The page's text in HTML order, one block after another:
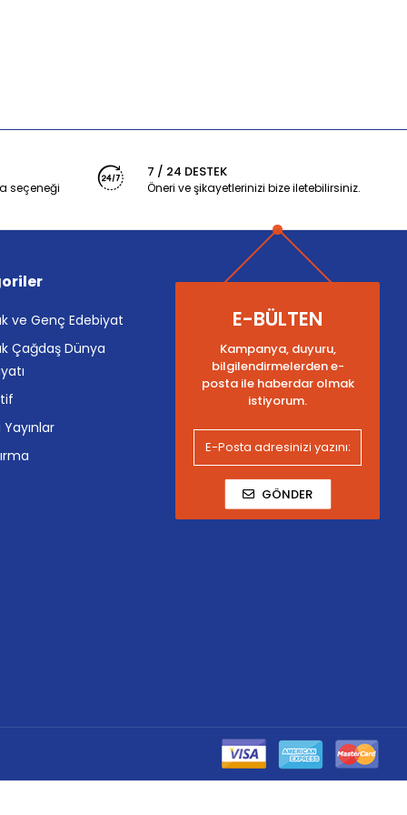
seçeneği
7 / 24 DESTEK
Öneri ve şikayetlerinizi bize iletebilirsiniz.
ve Genç Edebiyat
Çağdaş Dünya
Yayınlar
E-BÜLTEN
Kampanya, duyuru,
bilgilendirmelerden e-
posta ile haberdar olmak
istiyorum.
GÖNDER